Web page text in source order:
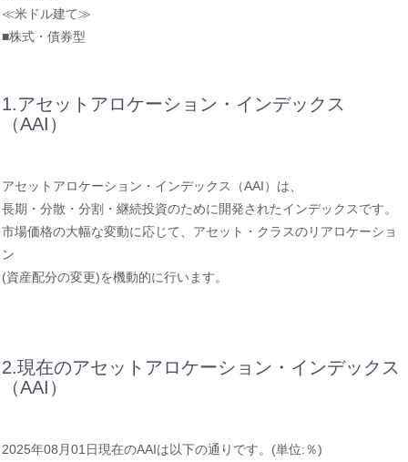
≪米ドル建て≫
■株式・債券型
1.アセットアロケーション・インデックス
（AAI）
アセットアロケーション・インデックス（AAI）は、
長期・分散・分割・継続投資のために開発されたインデックスです。
市場価格の大幅な変動に応じて、アセット・クラスのリアロケーショ
ン
(資産配分の変更)を機動的に行います。
2.現在のアセットアロケーション・インデックス
（AAI）
2025年08月01日現在のAAIは以下の通りです。(単位:％)